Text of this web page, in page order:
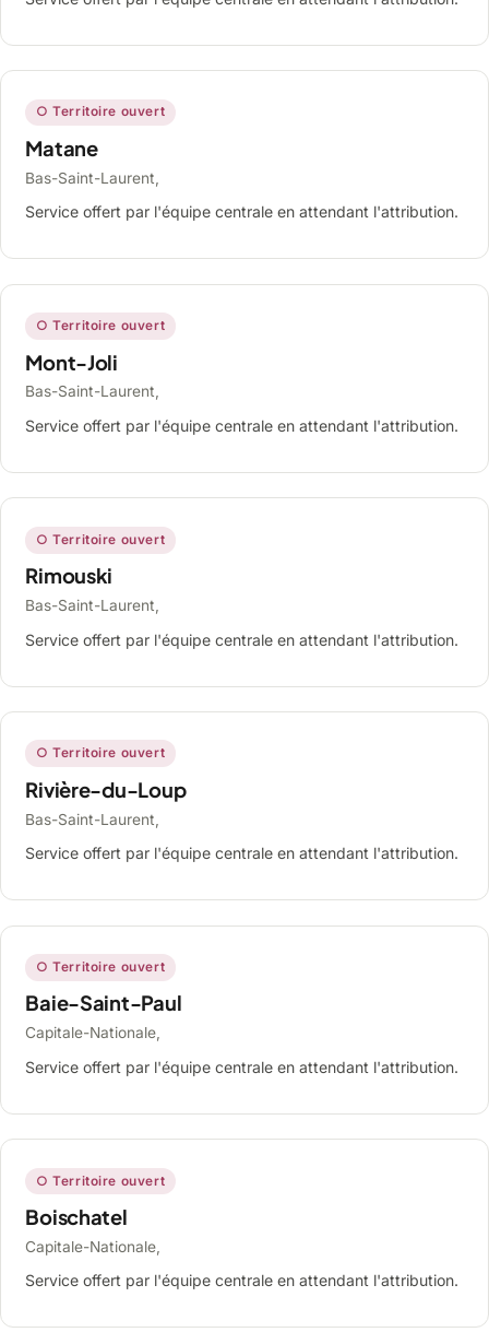
○ Territoire ouvert
Matane
Bas-Saint-Laurent,
Service offert par l'équipe centrale en attendant l'attribution.
○ Territoire ouvert
Mont-Joli
Bas-Saint-Laurent,
Service offert par l'équipe centrale en attendant l'attribution.
○ Territoire ouvert
Rimouski
Bas-Saint-Laurent,
Service offert par l'équipe centrale en attendant l'attribution.
○ Territoire ouvert
Rivière-du-Loup
Bas-Saint-Laurent,
Service offert par l'équipe centrale en attendant l'attribution.
○ Territoire ouvert
Baie-Saint-Paul
Capitale-Nationale,
Service offert par l'équipe centrale en attendant l'attribution.
○ Territoire ouvert
Boischatel
Capitale-Nationale,
Service offert par l'équipe centrale en attendant l'attribution.